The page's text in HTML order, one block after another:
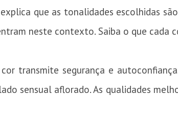
que as tonalidades escolhidas
neste contexto. Saiba o que cada
transmite segurança e
sensual aflorado. As qualidades